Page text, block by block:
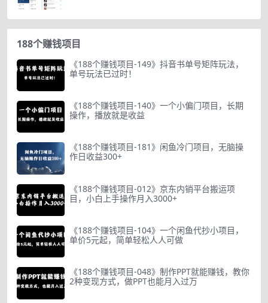
188个赚钱项目
《188个赚钱项目-149》抖音书单号矩阵玩法，
单号玩法已过时！
《188个赚钱项目-140》一个小偏门项目，长期
操作，播放就是收益
《188个赚钱项目-181》闲鱼冷门项目，无脑操
作日收益300+
《188个赚钱项目-012》京东内销平台搬运项
目，小白上手操作月入3000+
《188个赚钱项目-104》一个闲鱼代抄小项目，
单价5元起，简单轻松人人可做
《188个赚钱项目-048》制作PPT就能赚钱，教你
2种变现方式，做PPT也能月入过万